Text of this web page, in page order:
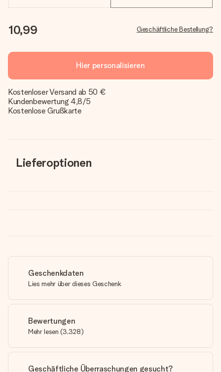
10,99 Geschäftliche Bestellung?
Hier personalisieren
Kostenloser Versand ab 50 €
Kundenbewertung 4,8/5
Kostenlose Grußkarte
Lieferoptionen
Geschenkdaten
Lies mehr über dieses Geschenk
Bewertungen
Mehr lesen (3,328)
Geschäftliche Überraschungen gesucht?